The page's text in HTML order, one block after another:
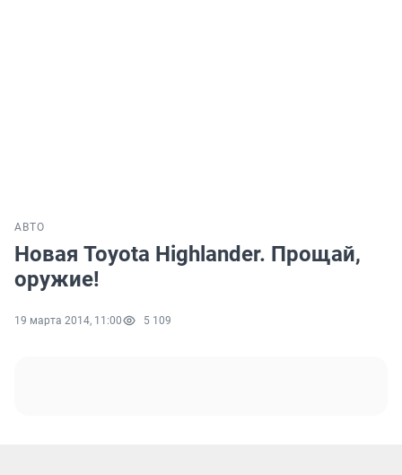
АВТО
Новая Toyota Highlander. Прощай,
оружие!
19 марта 2014, 11:00 5 109